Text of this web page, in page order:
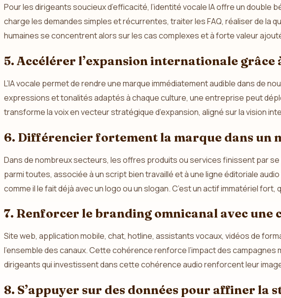
Pour les dirigeants soucieux d’efficacité, l’identité vocale IA offre un
charge les demandes simples et récurrentes, traiter les FAQ, réaliser de la
humaines se concentrent alors sur les cas complexes et à forte valeur
5. Accélérer l’expansion internationale grâce
L’IA vocale permet de rendre une marque immédiatement audible dans de
expressions et tonalités adaptés à chaque culture, une entreprise peut
transforme la voix en vecteur stratégique d’expansion, aligné sur la vision
6. Différencier fortement la marque dans un
Dans de nombreux secteurs, les offres produits ou services finissent par
parmi toutes, associée à un script bien travaillé et à une ligne éditoriale
comme il le fait déjà avec un logo ou un slogan. C’est un actif immatériel
7. Renforcer le branding omnicanal avec une
Site web, application mobile, chat, hotline, assistants vocaux, vidéos de
l’ensemble des canaux. Cette cohérence renforce l’impact des
dirigeants qui investissent dans cette cohérence audio renforcent leur
8. S’appuyer sur des données pour affiner la